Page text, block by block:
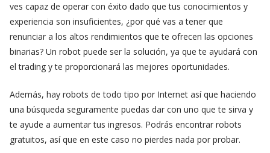
ves capaz de operar con éxito dado que tus conocimientos y
experiencia son insuficientes, ¿por qué vas a tener que
renunciar a los altos rendimientos que te ofrecen las opciones
binarias? Un robot puede ser la solución, ya que te ayudará con
el trading y te proporcionará las mejores oportunidades.
Además, hay robots de todo tipo por Internet así que haciendo
una búsqueda seguramente puedas dar con uno que te sirva y
te ayude a aumentar tus ingresos. Podrás encontrar robots
gratuitos, así que en este caso no pierdes nada por probar.